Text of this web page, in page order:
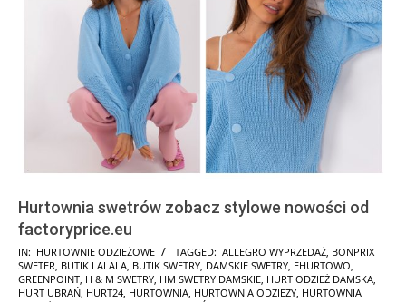
Hurtownia swetrów zobacz stylowe nowości od
factoryprice.eu
2026-
01-
28
IN: HURTOWNIE ODZIEŻOWE TAGGED: ALLEGRO WYPRZEDAŻ BONPRIX
SWETER BUTIK LALALA BUTIK SWETRY DAMSKIE SWETRY EHURTOWO
GREENPOINT H & M SWETRY HM SWETRY DAMSKIE HURT ODZIEŻ DAMSKA
HURT UBRAŃ HURT24 HURTOWNIA HURTOWNIA ODZIEŻY HURTOWNIA